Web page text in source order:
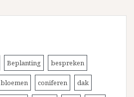
Beplanting bespreken
bloemen coniferen dak